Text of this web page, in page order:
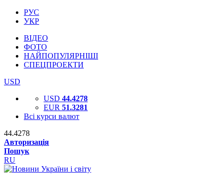
РУС
УКР
ВІДЕО
ФОТО
НАЙПОПУЛЯРНІШІ
СПЕЦПРОЕКТИ
USD
USD 44.4278
EUR 51.3281
Всі курси валют
44.4278
Авторизація
Пошук
RU